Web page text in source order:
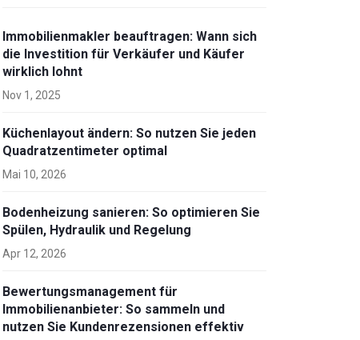
Immobilienmakler beauftragen: Wann sich
die Investition für Verkäufer und Käufer
wirklich lohnt
Nov 1, 2025
Küchenlayout ändern: So nutzen Sie jeden
Quadratzentimeter optimal
Mai 10, 2026
Bodenheizung sanieren: So optimieren Sie
Spülen, Hydraulik und Regelung
Apr 12, 2026
Bewertungsmanagement für
Immobilienanbieter: So sammeln und
nutzen Sie Kundenrezensionen effektiv